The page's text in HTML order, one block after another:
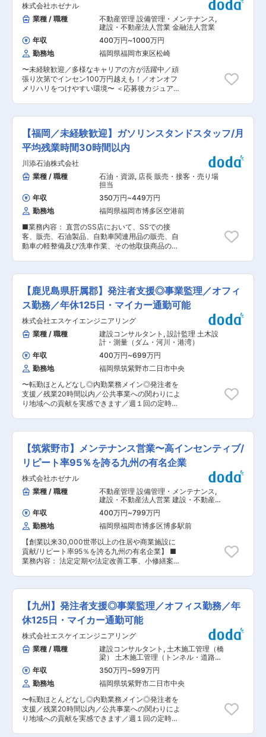
時・60分、17時15分〜30分・15分） ■取扱製品
の特徴： 大きく機能別冷却塔と構造材別冷却塔の
2種類の冷却塔があります。顧客のニーズや使用
する場所等によって構造や部材によって使い分け
を行う事が可能です。 変更の範囲：会社の定める
業務
制御盤等の製作手配 ・機内配線、設備の調整、デ
バッグ ・社内およびお客様先での試運転、立会い
■業務の特徴・魅力： お客様の課題やご要望に応
じて、FA機器、産業用ロボット、画像処理、各種
センサーなどを組み合わせた省人化・自動化設備
を設計します。機械設計エンジニアや製造部門と
連携し、ハード・ソフト設計から設備の完成、立
ち上げまで幅広く携わることができます。 半導
体、医療、建築、一般産業機械、食品など、多様
な分野の案件があり、幅広い知識と技術を身につ
けられる環境です。当社は金属加工を基盤に、設
強化も進めています。 ■組織構成： エンジニア
リング部門では47名が活躍しており、うち女性エ
ンジニアは4名です。電気制御担当は9名で、機械
設計や製造部門と連携しながら、設備の設計・立
ち上げを行っています。 ■当社の特徴： 当社
は、精密板金加工を中心とする金属加工を基盤
に、設計、部品調達、加工、組立、電気制御、品
質管理まで幅広く対応しています。現在は、金属
部品の製造に加え、装置・生産設備の設計から製
作、組立までを一貫して行い、ものづくり全体を
支えるサービスを展開しています。 変更の範囲：
会社の定める業務
業
株式会社ホゼナル
業種 / 職種
不動産管理 設備管理・メンテナンス,
建設・不動産法人営業 金融法人営業
年収
400万円~1000万円
勤務地
福岡県福岡市東区松崎
〜未経験歓迎／多様なキャリアの方が活躍中／頑
張り次第でインセン100万円越えも！／オンオフ
メリハリをつけやすい環境〜 ＜応募後カジュアル
とがあればお気軽にご質問ください。 ■求人おす
すめPOINT ＼キャリアチェンジで異業種からの
転職が8割！高インセンティブ／ ・業界トップク
ラスの高インセンティブ制度を採用しており、社
員にしっかりと還元します◎不動産業界から転職
者も驚く高インセンティブ制度です。 ・年休116
日、年末年始・GW・お盆の時期はロング連休で
しっかりリフレッシュ！ 有給休暇を取りやすい
ように、人事から有給休暇取得推奨日をご案内し
ています。 ・アパレル店員、コールセンター、自
衛隊、警察官など、未経験からの中途入社者も多
数活躍中です！ ■業務詳細 営業職として、戸建
て住宅やアパートの経営による資産（土地）の有
効活用をご提案いただきます。 土地所有者（業者
様）へ、ホゼナルとしての『できること』をご提
案（用地仕入・賃貸経営etc…）。 〜仕事の流
くことで、ご提案するプランを検討します。
（2）上司とともに訪問し、詳しい内容を商談。
（3）契約となれば、買い取った後の土地に建て
るものをプランニング。企画や工務部がサポート
するのでご安心下さい。 ※用地仕入れ後の建設物
例：投資用マンションや木造住宅、土地のまま売
却するなど個人の裁量に任せた営業の自由度も大
きな魅力です◎ ■組織構成 営業チームで担当エリ
アを分け、リーダーが営業先をサポートする体制
があります。先輩がOJTにて丁寧に教えていきま
す◎ ■当社の魅力 <高インセンティブ> 経営者が
投資家ということもあり、社員自身も豊かになっ
てほしいと考えています。 月平均1〜2件を受注
コミュニケーションがとりやすい> 若いメンバー
が多く、オフも活動的。 社内クラブ（キャンプ・
【福岡／未経験歓迎】ガソリンスタンドスタッフ/月
平均残業時間30時間以内
川添石油株式会社
業種 / 職種
石油・資源, 店長 販売・接客・売り場
担当
年収
350万円~449万円
勤務地
福岡県福岡市博多区空港前
■業務内容： 直営のSS店において、SSでの接
客、販売、石油製品、自動車関連用品の販売、自
動車の軽整備及び洗車作業、その他取扱商品の販
なく、オイル交換の提案や、車体をきれいに保つ
ためのコーティングの提案などを実施。 お客様の
大切な車について専門的な提案を行いご満足いた
だける仕事です。まずは、ガソリンスタンドで先
輩社員から仕事を覚えてもらいます。 ■企業の特
徴： 資格試験一発合格者、業界経験者が多数活躍
中。頑張った分評価され、昇給昇格の道が開く環
境です。 ◎将来的に、管理職や幹部候補を目指し
て頂けるバイタリティの高い方のご応募をお待ち
しております。 キャリアパス(モデルケース)：ス
タッフ4年→主任4年→所長 変更の範囲：会社の
定める業務
【鹿児島県肝属郡】発注者支援◎事業監理／オフィ
ス勤務／年休125日・マイカー通勤可能
株式会社エスケイエンジニアリング
業種 / 職種
建設コンサルタント , 設計監理 土木設
計・測量（ダム・河川・港湾）
年収
400万円~699万円
勤務地
福岡県筑紫野市二日市中央
〜転勤ほとんどなし◎内勤業務メイン◎発注者を
支援／残業20時間以内／公共事業への関わりによ
り地域への貢献を実感できます／週１回の定時退
ジメントを行う業務です。 ※主に執務室内でのパ
ソコンを用いた業務になります。 例： ・測量、
調査、設計業務に対する指導や調整 ・地元や関係
機関との協議 ・全体事業計画に関する資料整理
等 ・外勤はなく内勤のみとなります。 ・鹿児島
県肝属郡肝付町での勤務になります。 ■入社後に
ついて：OJTとして先輩社員 ※周囲の社員がサポ
ートしますので、安心してご応募ください ■配属
部署・組織構成： 6名 （30代1名、50代4名、
60代1名）で構成されています。 ■特徴・魅力：
1979年の創業以来、九州をフィールドとし、「調
査、測量、設計、施工管理、維持補修」までを社
内で一貫して行える総合建設コンサルタントとし
て社会資本整備に携わリ、その技術力で地域社会
のお役に立ちたいとの思いで事業を展開してまい
りました。 現在まで、国土交通省、地方自治体、
点検業務等に参画し高い評価をいただいておりま
す。 変更の範囲：会社の定める業務
【筑紫野市】メンテナンス営業〜高インセンティブ/
リピート率95％を誇る九州の有名企業
株式会社ホゼナル
業種 / 職種
不動産管理 設備管理・メンテナンス,
建設・不動産法人営業 建設・不動産個
人営業
年収 400万円~799万円
勤務地
福岡県福岡市博多区博多駅前
【創業以来30,000世帯以上の住居や商業施設に
貢献/リピート率95％を誇る九州の有名企業】 ■
業務内容： 法定定期や法定改善工事、小修繕案件
て、当社のメンテナンスシステム等を提案し、不
動産の管理全般を受託する環境を作り上げていた
だく営業もお願いします。 顧客のコスト削減を可
能にするサービス「Hozenall」では、他社がほと
んど手がけていない24時間問い合わせサービスを
導入するなど、顧客視点でのサービス提供により
業容が拡大中です。取引後の再依頼（リピート
率）は95％を誇る同社を代表するサービスです。
■同社の魅力： ・取引数年間5000件以上の実績
を保有。独自の体制にて依頼から施工完了までス
ピーディに対応することが強みです。また、24時
間受付・24時間緊急対応により安心した建物管理
のサポートができることも特徴です。設立以来、
200件以上もの公共工事を手掛けてきた実績を保
有。品質管理を徹底し、高品質な建物建築工事を
提供しています。 ・小規模の施工(水道のパッキ
【九州】発注者支援◎事業監理／オフィス勤務／年
休125日・マイカー通勤可能
株式会社エスケイエンジニアリング
業種 / 職種
建設コンサルタント , 土木施工管理（橋
梁） 土木施工管理（トンネル・道路・
造成・ダム・河川・港湾・造園など）
年収 350万円~599万円
勤務地
福岡県筑紫野市二日市中央
〜転勤ほとんどなし◎内勤業務メイン◎発注者を
支援／残業20時間以内／公共事業への関わりによ
り地域への貢献を実感できます／週１回の定時退